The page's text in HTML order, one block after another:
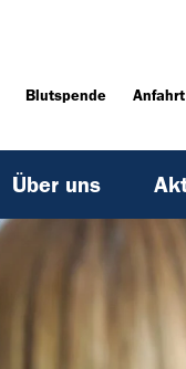
Blutspende Anfahrt
Über uns